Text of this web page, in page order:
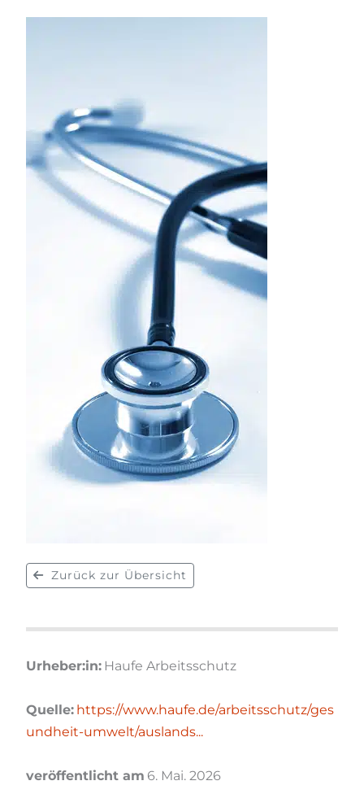
Zurück zur Übersicht
Urheber:in: Haufe Arbeitsschutz
Quelle: https://www.haufe.de/arbeitsschutz/ges
undheit-umwelt/auslands...
veröffentlicht am 6. Mai. 2026